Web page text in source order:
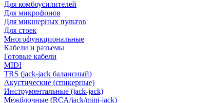
Для комбоусилителей
Для микрофонов
Для микшерных пультов
Для стоек
Многофункциональные
Кабели и разъемы
Готовые кабели
MIDI
TRS (jack-jack балансный)
Акустические (спикерные)
Инструментальные (jack-jack)
Межблочные (RCA/jack/mini-jack)